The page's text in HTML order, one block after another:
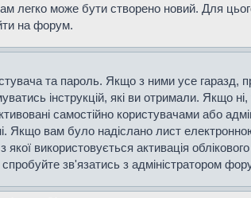
може бути створено новий. Для
на форум.
та пароль. Якщо з ними усе
інструкцій, які ви отримали.
самостійно користувачами або
Якщо вам було надіслано лист
використовується активація
зв'язатись з адміністратором